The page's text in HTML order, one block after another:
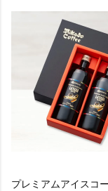
プレミアムアイスコ